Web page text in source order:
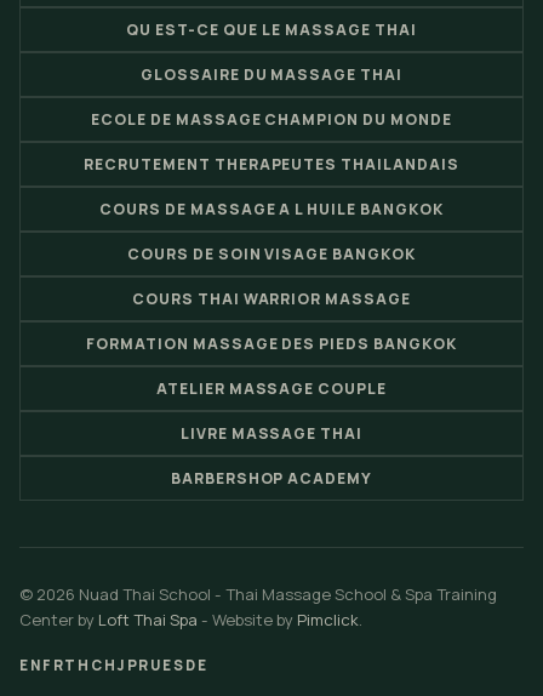
QU EST-CE QUE LE MASSAGE THAI
GLOSSAIRE DU MASSAGE THAI
ECOLE DE MASSAGE CHAMPION DU MONDE
RECRUTEMENT THERAPEUTES THAILANDAIS
COURS DE MASSAGE A L HUILE BANGKOK
COURS DE SOIN VISAGE BANGKOK
COURS THAI WARRIOR MASSAGE
FORMATION MASSAGE DES PIEDS BANGKOK
ATELIER MASSAGE COUPLE
LIVRE MASSAGE THAI
BARBERSHOP ACADEMY
© 2026 Nuad Thai School - Thai Massage School & Spa Training
Center by Loft Thai Spa - Website by Pimclick.
EN FRTH CHJPRU ES DE